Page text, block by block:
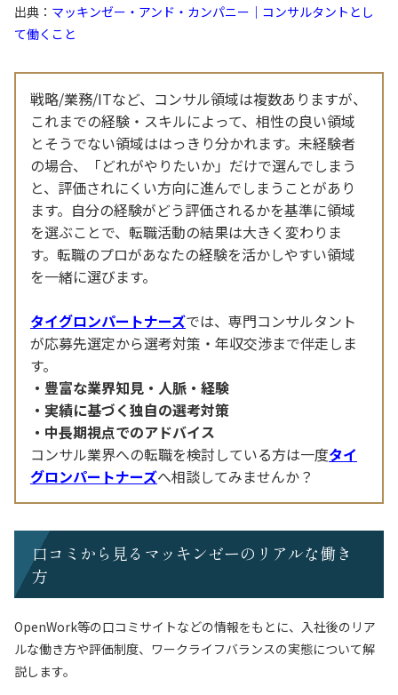
出典： マッキンゼー・アンド・カンパニー｜コンサルタントとし
て働くこと
戦略/業務/ITなど、コンサル領域は複数ありますが、
これまでの経験・スキルによって、相性の良い領域
とそうでない領域ははっきり分かれます。未経験者
の場合、「どれがやりたいか」だけで選んでしまう
と、評価されにくい方向に進んでしまうことがあり
ます。自分の経験がどう評価されるかを基準に領域
を選ぶことで、転職活動の結果は大きく変わりま
す。転職のプロがあなたの経験を活かしやすい領域
を一緒に選びます。
タイグロンパートナーズでは、専門コンサルタント
が応募先選定から選考対策・年収交渉まで伴走しま
す。
豊富な業界知見・人脈・経験
実績に基づく独自の選考対策
中長期視点でのアドバイス
コンサル業界への転職を検討している方は一度タイ
グロンパートナーズへ相談してみませんか？
口コミから見るマッキンゼーのリアルな働き
方
OpenWork等の口コミサイトなどの情報をもとに、入社後のリア
ルな働き方や評価制度、ワークライフバランスの実態について解
説します。